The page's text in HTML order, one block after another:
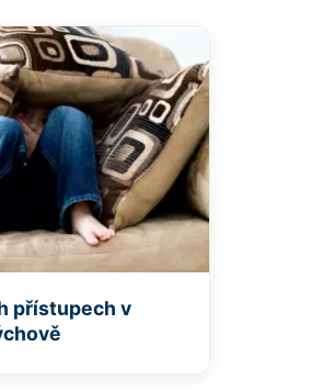
přístupech v